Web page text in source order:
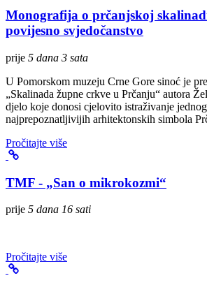
Monografija o prčanjskoj
povijesno svjedočanstvo
prije 5 dana 3 sata
U Pomorskom muzeju Crne Gore sinoć je
„Skalinada župne crkve u Prčanju“ autora
djelo koje donosi cjelovito istraživanje
najprepoznatljivijih arhitektonskih simbola
Pročitajte više
TMF - „San o mikrokozmi“
prije 5 dana 16 sati
Pročitajte više